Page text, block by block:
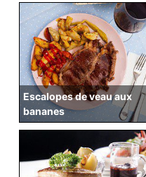
Escalopes de veau aux
bananes